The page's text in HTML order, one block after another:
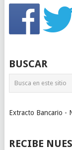
BUSCAR
Extracto Bancario -
RECIBE